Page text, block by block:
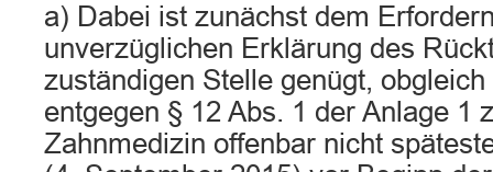
a) Dabei ist zunächst dem
unverzüglichen Erklärung des
zuständigen Stelle genügt,
entgegen § 12 Abs. 1 der Anlage 1
Zahnmedizin offenbar nicht